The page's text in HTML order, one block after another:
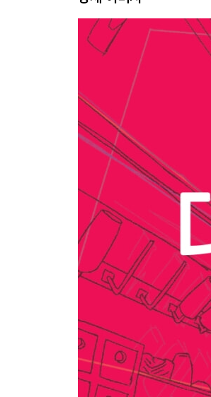
Chapter 6. 선, 브러시의 선택
Chapter 7. 살아있게 만들자!
Chapter 8. 설정과 외형
Part 3. 공간 꾸미기
Chapter 1. 공간의 규모를
Chapter 2. 공간의 심도(깊
Chapter 3. 실내 공간 꾸미기
Chapter 4. 계절과 온도
Chapter 5. 소재의 질감이
Part 4. 동세 만들기
Chapter 1. 앉기
Chapter 2. 달리기
Chapter 3. 눕기
Chapter 4. 복습 및 실습
Part 5. 액션 연출